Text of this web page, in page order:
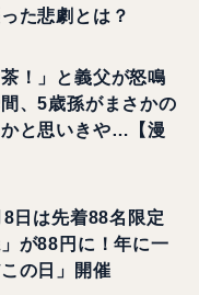
た悲劇とは？
茶！」と義父が怒鳴
、5歳孫がまさかの
と思いきや…【漫
日は先着88名限定
が88円に！年に一
の日」開催